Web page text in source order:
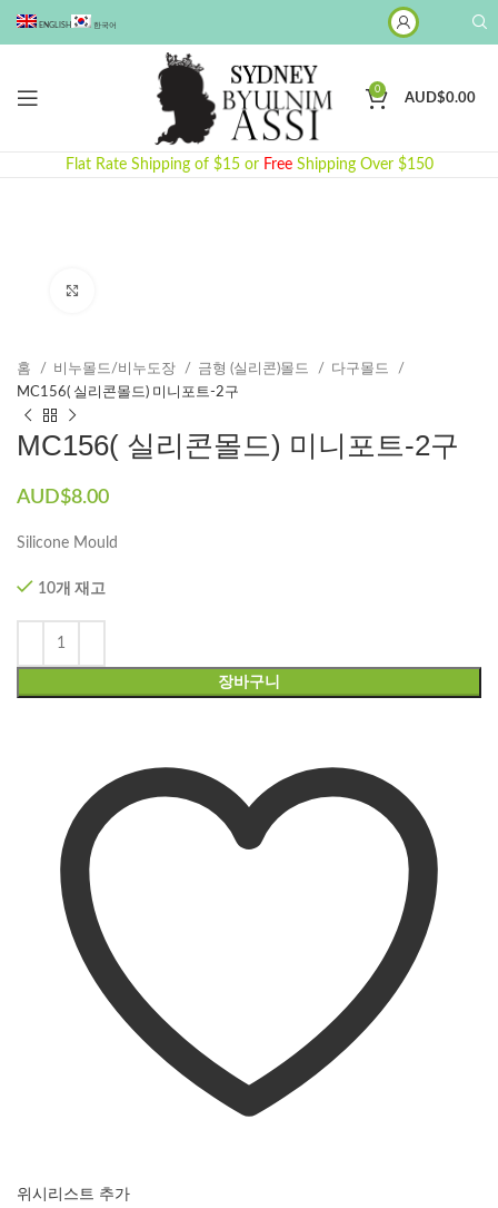
ENGLISH 한국어
0
AUD$0.00
Flat Rate Shipping of $15 or Free Shipping Over $150
홈 비누몰드/비누도장 금형 (실리콘)몰드
다구몰드
MC156( 실리콘몰드) 미니포트-2구
MC156( 실리콘몰드) 미니포트-2구
AUD$8.00
Silicone Mould
10개 재고
장바구니
위시리스트 추가